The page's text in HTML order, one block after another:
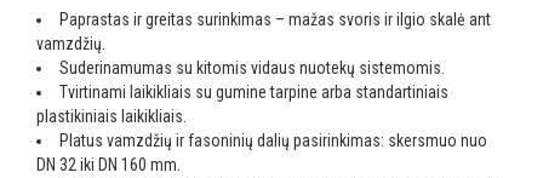
Paprastas ir greitas surinkimas – mažas svoris ir ilgio skalė ant
vamzdžių.
Suderinamumas su kitomis vidaus nuotekų sistemomis.
Tvirtinami laikikliais su gumine tarpine arba standartiniais
plastikiniais laikikliais.
Platus vamzdžių ir fasoninių dalių pasirinkimas: skersmuo nuo
DN 32 iki DN 160 mm.